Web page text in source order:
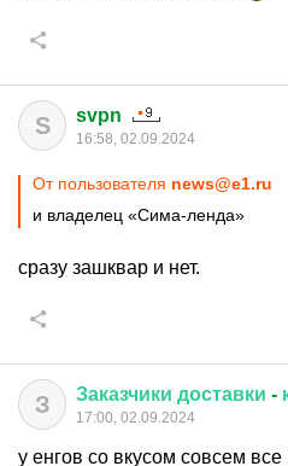
S svpn
16:58, 02.09.2024
От пользователя news@e1.ru
и владелец «Сима-ленда»
сразу зашквар и нет.
З Заказчики доставки -
17:00, 02.09.2024
у енгов со вкусом совсем все